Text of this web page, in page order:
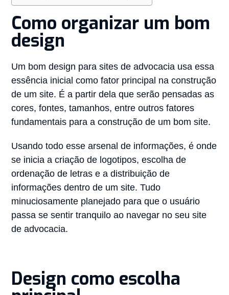
Como organizar um bom
design
Um bom design para sites de advocacia usa essa
essência inicial como fator principal na construção
de um site. É a partir dela que serão pensadas as
cores, fontes, tamanhos, entre outros fatores
fundamentais para a construção de um bom site.
Usando todo esse arsenal de informações, é onde
se inicia a criação de logotipos, escolha de
ordenação de letras e a distribuição de
informações dentro de um site. Tudo
minuciosamente planejado para que o usuário
passa se sentir tranquilo ao navegar no seu site
de advocacia.
Design como escolha